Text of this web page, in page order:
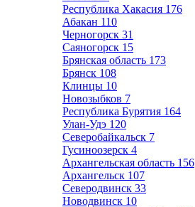
Республика Хакасия 176
Абакан 110
Черногорск 31
Саяногорск 15
Брянская область 173
Брянск 108
Клинцы 10
Новозыбков 7
Республика Бурятия 164
Улан-Удэ 120
Северобайкальск 7
Гусиноозерск 4
Архангельская область 156
Архангельск 107
Северодвинск 33
Новодвинск 10